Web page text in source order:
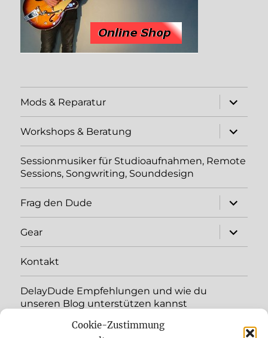
Cookie-Zustimmung
Mods & Reparatur
öffnen
Workshops & Beratung
öffnen
Sessionmusiker für Studioaufnahmen, Remote
Sessions, Songwriting, Sounddesign
Frag den Dude
öffnen
Gear
öffnen
Kontakt
DelayDude Empfehlungen und wie du
unseren Blog unterstützen kannst